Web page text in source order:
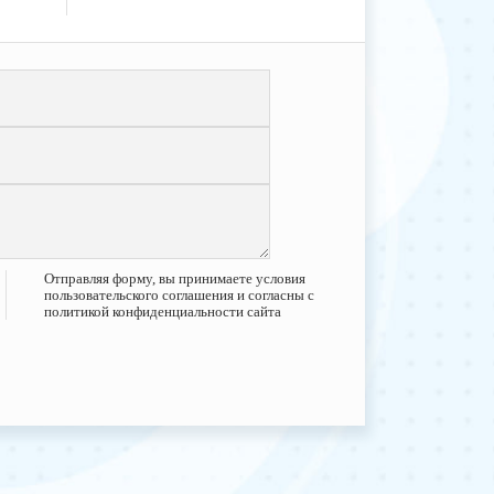
Отправляя форму, вы принимаете условия
пользовательского соглашения и согласны с
политикой конфиденциальности сайта